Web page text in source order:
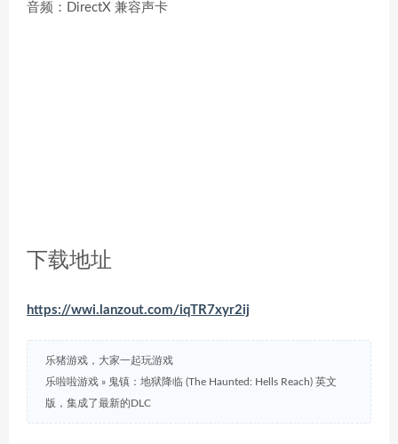
音频：DirectX 兼容声卡
下载地址
https://wwi.lanzout.com/iqTR7xyr2ij
乐猪游戏，大家一起玩游戏
乐啦啦游戏 » 鬼镇：地狱降临 (The Haunted: Hells Reach) 英文
版，集成了最新的DLC